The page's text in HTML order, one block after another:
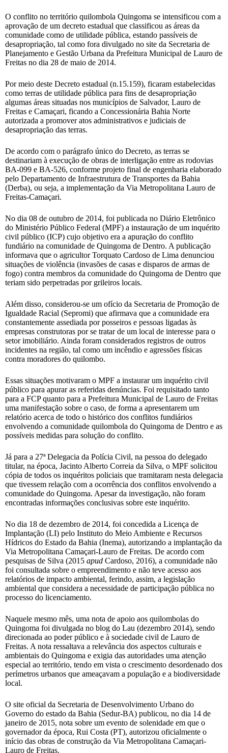
O conflito no território quilombola Quingoma se intensificou com a
aprovação de um decreto estadual que classificou as áreas da
comunidade como de utilidade pública, estando passíveis de
desapropriação, tal como fora divulgado no site da Secretaria de
Planejamento e Gestão Urbana da Prefeitura Municipal de Lauro de
Freitas no dia 28 de maio de 2014.
Por meio deste Decreto estadual (n.15.159), ficaram estabelecidas
como terras de utilidade pública para fins de desapropriação
algumas áreas situadas nos municípios de Salvador, Lauro de
Freitas e Camaçari, ficando a Concessionária Bahia Norte
autorizada a promover atos administrativos e judiciais de
desapropriação das terras.
De acordo com o parágrafo único do Decreto, as terras se
destinariam à execução de obras de interligação entre as rodovias
BA-099 e BA-526, conforme projeto final de engenharia elaborado
pelo Departamento de Infraestrutura de Transportes da Bahia
(Derba), ou seja, a implementação da Via Metropolitana Lauro de
Freitas-Camaçari.
No dia 08 de outubro de 2014, foi publicada no Diário Eletrônico
do Ministério Público Federal (MPF) a instauração de um inquérito
civil público (ICP) cujo objetivo era a apuração do conflito
fundiário na comunidade de Quingoma de Dentro. A publicação
informava que o agricultor Torquato Cardoso de Lima denunciou
situações de violência (invasões de casas e disparos de armas de
fogo) contra membros da comunidade do Quingoma de Dentro que
teriam sido perpetradas por grileiros locais.
Além disso, considerou-se um ofício da Secretaria de Promoção de
Igualdade Racial (Sepromi) que afirmava que a comunidade era
constantemente assediada por posseiros e pessoas ligadas às
empresas construtoras por se tratar de um local de interesse para o
setor imobiliário. Ainda foram considerados registros de outros
incidentes na região, tal como um incêndio e agressões físicas
contra moradores do quilombo.
Essas situações motivaram o MPF a instaurar um inquérito civil
público para apurar as referidas denúncias. Foi requisitado tanto
para a FCP quanto para a Prefeitura Municipal de Lauro de Freitas
uma manifestação sobre o caso, de forma a apresentarem um
relatório acerca de todo o histórico dos conflitos fundiários
envolvendo a comunidade quilombola do Quingoma de Dentro e as
possíveis medidas para solução do conflito.
Já para a 27ª Delegacia da Polícia Civil, na pessoa do delegado
titular, na época, Jacinto Alberto Correia da Silva, o MPF solicitou
cópia de todos os inquéritos policiais que tramitaram nesta delegacia
que tivessem relação com a ocorrência dos conflitos envolvendo a
comunidade do Quingoma. Apesar da investigação, não foram
encontradas informações conclusivas sobre este inquérito.
No dia 18 de dezembro de 2014, foi concedida a Licença de
Implantação (LI) pelo Instituto do Meio Ambiente e Recursos
Hídricos do Estado da Bahia (Inema), autorizando a implantação da
Via Metropolitana Camaçari-Lauro de Freitas. De acordo com
pesquisas de Silva (2015 apud Cardoso, 2016), a comunidade não
foi consultada sobre o empreendimento e não teve acesso aos
relatórios de impacto ambiental, ferindo, assim, a legislação
ambiental que considera a necessidade de participação pública no
processo do licenciamento.
Naquele mesmo mês, uma nota de apoio aos quilombolas do
Quingoma foi divulgada no blog do Lau (dezembro 2014), sendo
direcionada ao poder público e à sociedade civil de Lauro de
Freitas. A nota ressaltava a relevância dos aspectos culturais e
ambientais do Quingoma e exigia das autoridades uma atenção
especial ao território, tendo em vista o crescimento desordenado dos
perímetros urbanos que ameaçavam a população e a biodiversidade
local.
O site oficial da Secretaria de Desenvolvimento Urbano do
Governo do estado da Bahia (Sedur-BA) publicou, no dia 14 de
janeiro de 2015, nota sobre um evento de solenidade em que o
governador da época, Rui Costa (PT), autorizou oficialmente o
início das obras de construção da Via Metropolitana Camaçari-
Lauro de Freitas.